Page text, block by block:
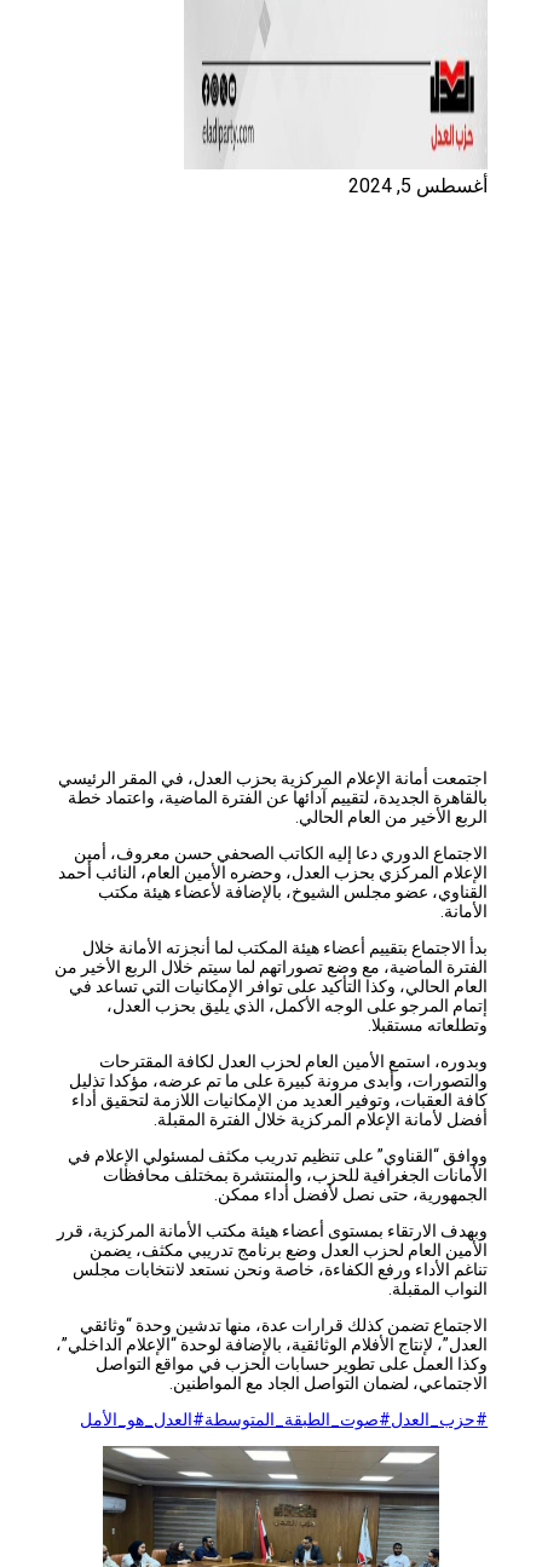
أغسطس 5, 2024
اجتمعت أمانة الإعلام المركزية بحزب العدل، في المقر الرئيسي
بالقاهرة الجديدة، لتقييم آدائها عن الفترة الماضية، واعتماد خطة
الربع الأخير من العام الحالي.
الاجتماع الدوري دعا إليه الكاتب الصحفي حسن معروف، أمين
الإعلام المركزي بحزب العدل، وحضره الأمين العام، النائب أحمد
القناوي، عضو مجلس الشيوخ، بالإضافة لأعضاء هيئة مكتب
الاجتماع بتقييم أعضاء هيئة المكتب لما أنجزته الأمانة خلال
الفترة الماضية، مع وضع تصوراتهم لما سيتم خلال الربع الأخير من
العام الحالي، وكذا التأكيد على توافر الإمكانيات التي تساعد في
إتمام المرجو على الوجه الأكمل، الذي يليق بحزب العدل،
وتطلعاته مستقبلا.
وبدوره، استمع الأمين العام لحزب العدل لكافة المقترحات
والتصورات، وأبدى مرونة كبيرة على ما تم عرضه، مؤكدا تذليل
كافة العقبات، وتوفير العديد من الإمكانيات اللازمة لتحقيق أداء
أفضل لأمانة الإعلام المركزية خلال الفترة المقبلة.
ووافق “القناوي” على تنظيم تدريب مكثف لمسئولي الإعلام في
الأمانات الجغرافية للحزب، والمنتشرة بمختلف محافظات
الجمهورية، حتى نصل لأفضل أداء ممكن.
وبهدف الارتقاء بمستوى أعضاء هيئة مكتب الأمانة المركزية، قرر
الأمين العام لحزب العدل وضع برنامج تدريبي مكثف، يضمن
تناغم الأداء ورفع الكفاءة، خاصة ونحن نستعد لانتخابات مجلس
النواب المقبلة.
الاجتماع تضمن كذلك قرارات عدة، منها تدشين وحدة “وثائقي
العدل”، لإنتاج الأفلام الوثائقية، بالإضافة لوحدة “الإعلام الداخلي”،
وكذا العمل على تطوير حسابات الحزب في مواقع التواصل
الاجتماعي، لضمان التواصل الجاد مع المواطنين.
#حزب_العدل #صوت_الطبقة_المتوسطة#العدل_هو_الأمل